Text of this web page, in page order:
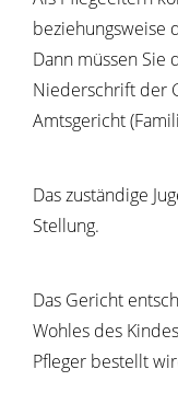
beziehungsweise
Dann müssen Sie
Niederschrift der
Amtsgericht
Das zuständige
Stellung.
Das Gericht
Wohles des
Pfleger bestellt